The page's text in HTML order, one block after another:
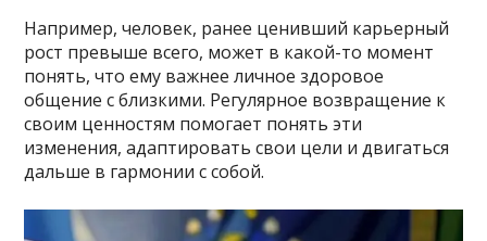
Например, человек, ранее ценивший карьерный
рост превыше всего, может в какой-то момент
понять, что ему важнее личное здоровое
общение с близкими. Регулярное возвращение к
своим ценностям помогает понять эти
изменения, адаптировать свои цели и двигаться
дальше в гармонии с собой.